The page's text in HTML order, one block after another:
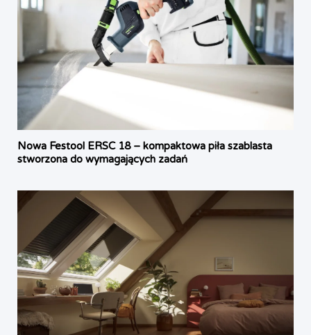
Nowa Festool ERSC 18 – kompaktowa piła szablasta
stworzona do wymagających zadań